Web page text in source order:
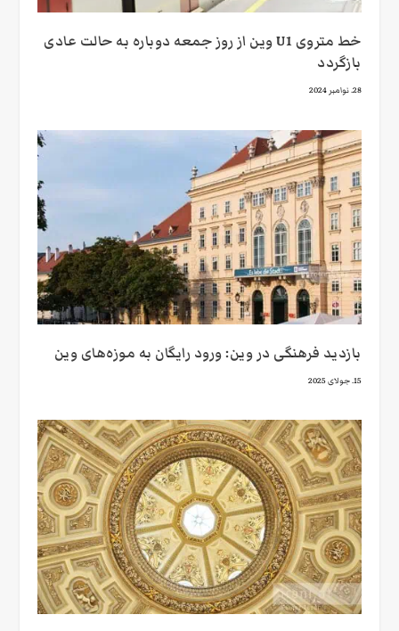
خط متروی U1 وین از روز جمعه دوباره به حالت عادی
بازگردد
28. نوامبر 2024
بازدید فرهنگی در وین: ورود رایگان به موزه‌های وین
15. جولای 2025